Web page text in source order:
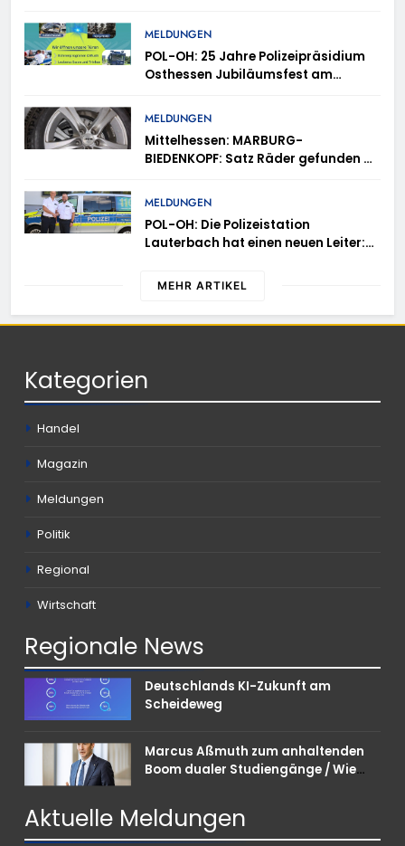
Sicherheitsgewerbe durch
MELDUNGEN
POL-OH: 25 Jahre Polizeipräsidium
Osthessen Jubiläumsfest am
Bürgerinnen und Bürger erhalten
spannende Einblicke in die
Polizeiarbeit
MELDUNGEN
Mittelhessen: MARBURG-
BIEDENKOPF: Satz Räder gefunden –
MELDUNGEN
POL-OH: Die Polizeistation
Lauterbach hat einen neuen Leiter:
MEHR ARTIKEL
Kategorien
Handel
Magazin
Meldungen
Politik
Regional
Wirtschaft
Regionale News
Deutschlands KI-Zukunft am
Scheideweg
Marcus Aßmuth zum anhaltenden
Boom dualer Studiengänge / Wie
punkten können
Aktuelle Meldungen